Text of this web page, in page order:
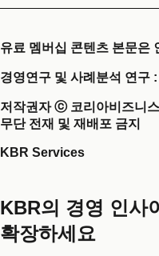
유료 멤버십 콘텐츠 본문은
경영연구 및 사례분석 연구
저작권자 ⓒ 코리아비즈니
무단 전재 및 재배포 금지
KBR Services
KBR의 경영 인사
확장하세요